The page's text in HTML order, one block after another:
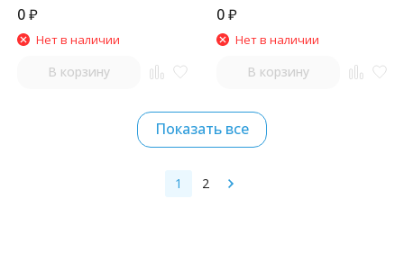
0₽
Нет в наличии
В корзину
0₽
Нет в наличии
В корзину
Показать все
1 2